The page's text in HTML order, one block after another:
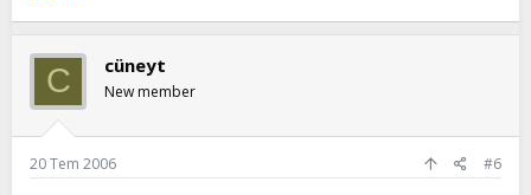
C cüneyt
New member
20 Tem 2006 #6